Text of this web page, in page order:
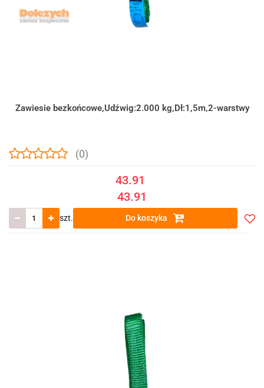
Zawiesie bezkońcowe,Udźwig:2.000 kg,Dł:1,5m,2-warstwy
(0)
43.91
43.91
szt. Do koszyka